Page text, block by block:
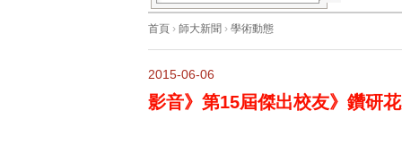
首頁 › 師大新聞 › 學術動態
2015-06-06
影音》第15屆傑出校友》鑽研